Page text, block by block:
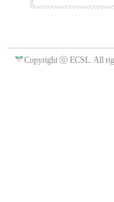
Copyright ⓒ ECSL. All